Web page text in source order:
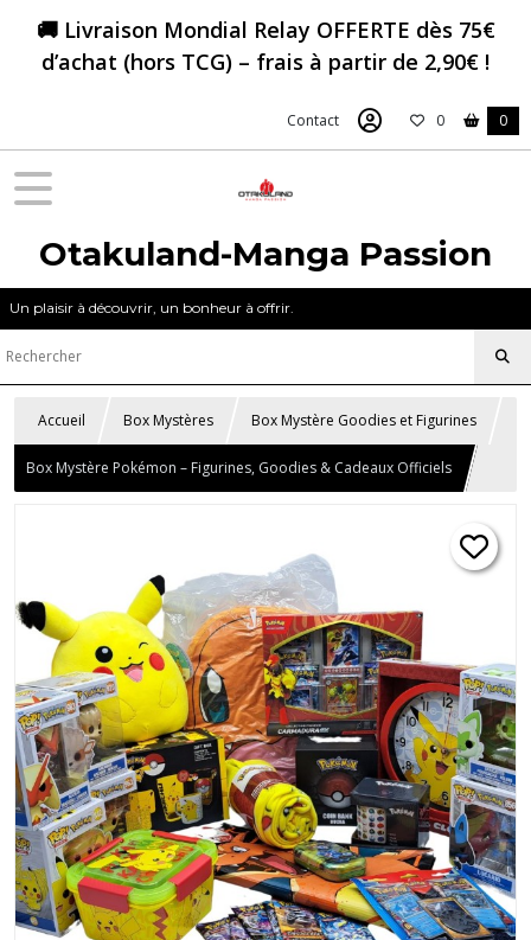
🚚 Livraison Mondial Relay OFFERTE dès 75€
d’achat (hors TCG) – frais à partir de 2,90€ !
Contact 0 0
Otakuland-Manga Passion
Un plaisir à découvrir, un bonheur à offrir.
Accueil Box Mystères Box Mystère Goodies et Figurines
Box Mystère Pokémon – Figurines, Goodies & Cadeaux Officiels